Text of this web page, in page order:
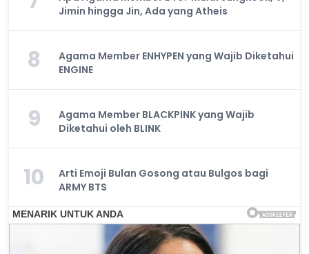
Jimin hingga Jin, Ada yang Atheis
8
Agama Member ENHYPEN yang Wajib Diketahui
ENGINE
9
Agama Member BLACKPINK yang Wajib
Diketahui oleh BLINK
10
Arti Emoji Bulan Gosong atau Bulgos bagi
ARMY BTS